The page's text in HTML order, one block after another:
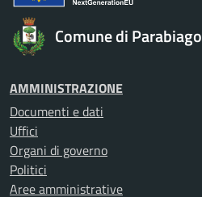
Comune di Parabiago
AMMINISTRAZIONE
Documenti e dati
Uffici
Organi di governo
Politici
Aree amministrative